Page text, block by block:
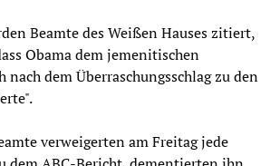
Beamte des Weißen Hauses zitiert,
Obama dem jemenitischen
nach dem Überraschungsschlag zu den
verweigerten am Freitag jede